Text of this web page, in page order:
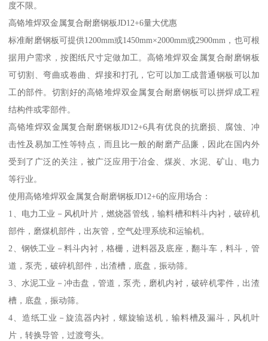
度不限。
高铬堆焊双金属复合耐磨钢板JD12+6量大优惠
标准耐磨钢板可提供1200mm或1450mm×2000mm或2900mm，也可根
据用户需求，按图纸尺寸定做加工。高铬堆焊双金属复合耐磨钢板
可切割、弯曲或卷曲、焊接和打孔，它可以加工成普通钢板可以加
工的部件。切割好的高铬堆焊双金属复合耐磨钢板可以拼焊成工程
结构件或零部件。
高铬堆焊双金属复合耐磨钢板JD12+6具有优良的抗磨损、腐蚀、冲
击性及易加工性等特点，而且比一般的耐磨产品廉，因此在国内外
受到了广泛的关注，被广泛应用于冶金、煤炭、水泥、矿山、电力
等行业。
使用高铬堆焊双金属复合耐磨钢板JD12+6的应用场合：
1、电力工业－风机叶片，燃烧器管线，输料槽和料斗内衬，破碎机
部件，磨煤机部件，出灰管，空气处理系统和运输机。
2、钢铁工业－料斗内衬，格栅，进料器及底座，翻斗车，料斗，管
道，泵壳，破碎机部件，出渣槽，底盘，振动筛。
3、水泥工业－冲击盘，管道，泵壳，磨机内衬，破碎机零件，出渣
槽，底盘，振动筛。
4、造纸工业－旋流器内衬，螺旋输送机，输料槽及漏斗，风机叶
片，转换导管，过渡弯头。